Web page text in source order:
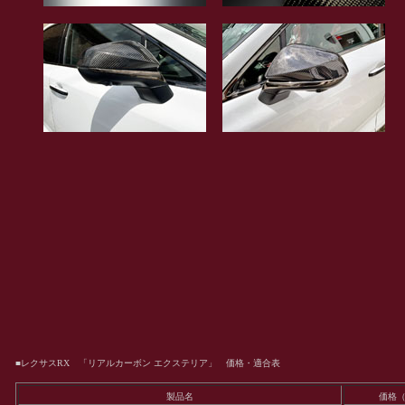
製品名 価格（
■レクサスRX 「リアルカーボン エクステリア」 価格・適合表